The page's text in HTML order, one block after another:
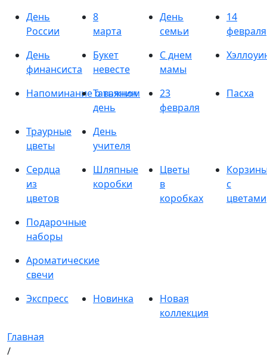
День
России
8
марта
День
семьи
14
февраля
День
финансиста
Букет
невесте
С днем
мамы
Напоминание о важном
Татьянин
день
23
февраля
Пасха
Траурные
цветы
День
учителя
Сердца
из
цветов
Шляпные
коробки
Цветы
в
коробках
с
цветами
Подарочные
наборы
Ароматические
свечи
Экспресс
Новинка
Новая
коллекция
Главная
/